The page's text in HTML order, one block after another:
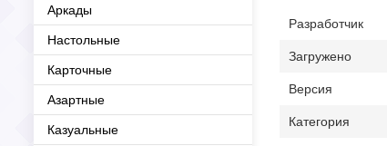
Аркады
Настольные
Карточные
Азартные
Казуальные
Разработчик
Загружено
Версия
Категория